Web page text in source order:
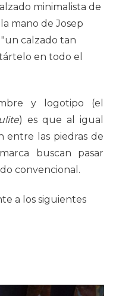
minimalista de
mano de Josep
calzado tan
en todo el
y logotipo (el
) es que al igual
entre las piedras de
buscan pasar
convencional.
a los siguientes